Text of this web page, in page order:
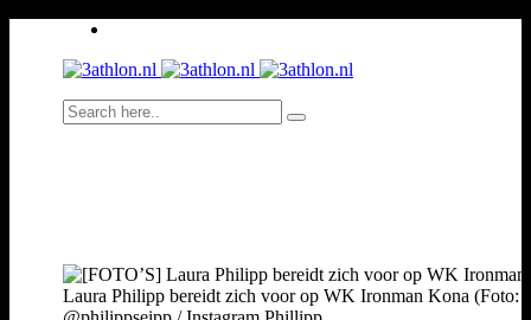
Laura Philipp bereidt zich voor op WK Ironman Kona (Foto: